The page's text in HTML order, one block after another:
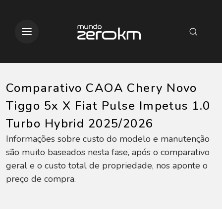
Comparativo CAOA Chery Novo
Tiggo 5x X Fiat Pulse Impetus 1.0
Turbo Hybrid 2025/2026
Informações sobre custo do modelo e manutenção
são muito baseados nesta fase, após o comparativo
geral e o custo total de propriedade, nos aponte o
preço de compra.